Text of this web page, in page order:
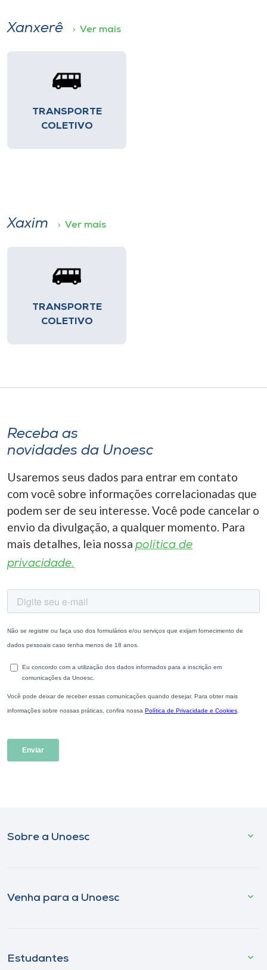
Xanxerê Ver mais
TRANSPORTE
COLETIVO
Xaxim Ver mais
TRANSPORTE
COLETIVO
Receba as
novidades da Unoesc
Usaremos seus dados para entrar em contato
com você sobre informações correlacionadas que
podem ser de seu interesse. Você pode cancelar o
envio da divulgação, a qualquer momento. Para
mais detalhes, leia nossa política de
privacidade.
Sobre a Unoesc
Venha para a Unoesc
Estudantes